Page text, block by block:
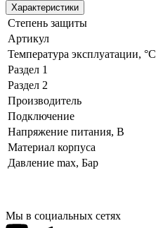
Характеристики
Степень защиты
Артикул
Температура эксплуатации, °С
Раздел 1
Раздел 2
Производитель
Подключение
Напряжение питания, В
Материал корпуса
Давление max, Бар
Мы в социальных сетях